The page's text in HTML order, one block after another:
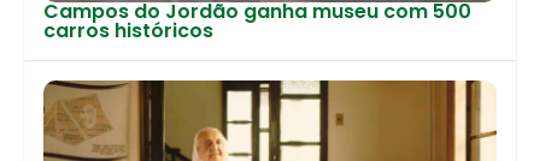
Campos do Jordão ganha museu com 500
carros históricos